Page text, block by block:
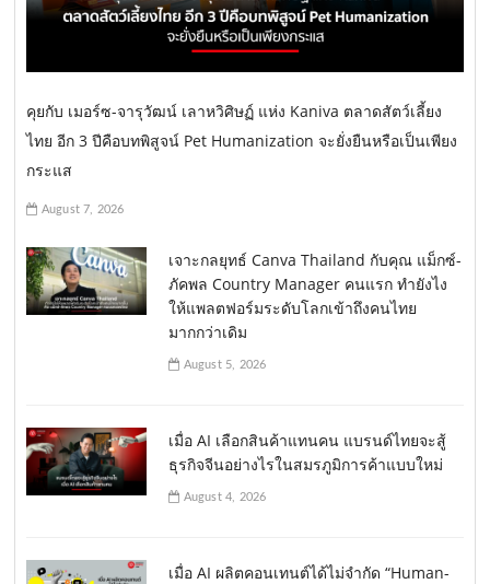
คุยกับ เมอร์ซ-จารุวัฒน์ เลาหวิศิษฏ์ แห่ง Kaniva ตลาดสัตว์เลี้ยง
ไทย อีก 3 ปีคือบทพิสูจน์ Pet Humanization จะยั่งยืนหรือเป็นเพียง
กระแส
August 7, 2026
เจาะกลยุทธ์ Canva Thailand กับคุณ แม็กซ์-
ภัคพล Country Manager คนแรก ทำยังไง
ให้แพลตฟอร์มระดับโลกเข้าถึงคนไทย
มากกว่าเดิม
August 5, 2026
เมื่อ AI เลือกสินค้าแทนคน แบรนด์ไทยจะสู้
ธุรกิจจีนอย่างไรในสมรภูมิการค้าแบบใหม่
August 4, 2026
เมื่อ AI ผลิตคอนเทนต์ได้ไม่จำกัด “Human-